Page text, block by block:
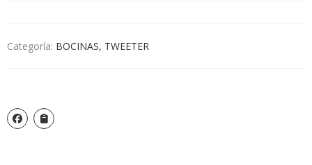
Categoría: BOCINAS, TWEETER